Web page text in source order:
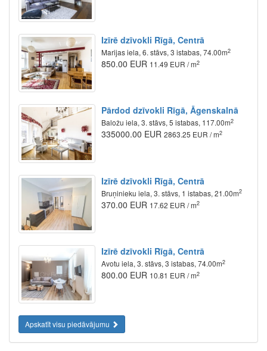
Izīrē dzīvokli Rīgā, Centrā
Marijas iela, 6. stāvs, 3 istabas, 74.00m2
850.00 EUR 11.49 EUR / m2
Pārdod dzīvokli Rīgā, Āgenskalnā
Baložu iela, 3. stāvs, 5 istabas, 117.00m2
335000.00 EUR 2863.25 EUR / m2
Izīrē dzīvokli Rīgā, Centrā
Bruņinieku iela, 3. stāvs, 1 istabas, 21.00m2
370.00 EUR 17.62 EUR / m2
Izīrē dzīvokli Rīgā, Centrā
Avotu iela, 3. stāvs, 3 istabas, 74.00m2
800.00 EUR 10.81 EUR / m2
Apskatīt visu piedāvājumu